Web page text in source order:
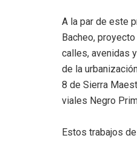
A la par de este
Bacheo,
calles, avenidas
de la
8 de Sierra
viales Negro
Estos trabajos